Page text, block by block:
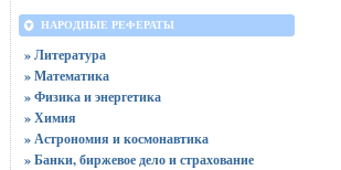
НАРОДНЫЕ РЕФЕРАТЫ
» Литература
» Математика
» Физика и энергетика
» Химия
» Астрономия и космонавтика
» Банки, биржевое дело и страхование